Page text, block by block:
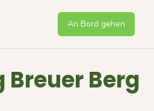
An Bord gehen
Breuer Berg